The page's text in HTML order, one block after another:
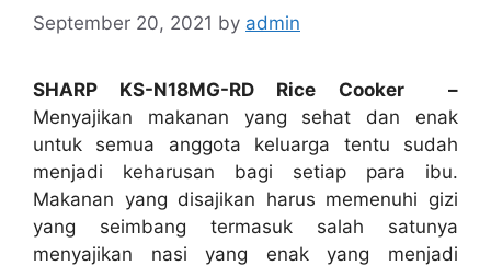
September 20, 2021 by admin
SHARP KS-N18MG-RD Rice Cooker –
Menyajikan makanan yang sehat dan enak
untuk semua anggota keluarga tentu sudah
menjadi keharusan bagi setiap para ibu.
Makanan yang disajikan harus memenuhi gizi
yang seimbang termasuk salah satunya
menyajikan nasi yang enak yang menjadi